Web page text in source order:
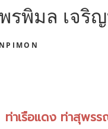
รพิมล เจริ
ท่าเรือแดง ท่าสุพรร